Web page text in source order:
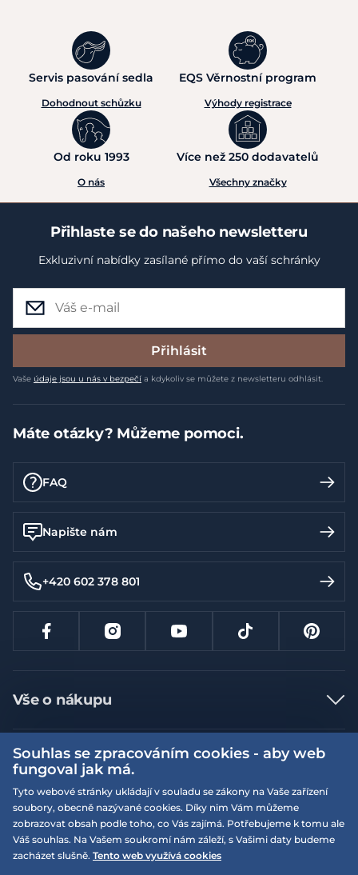
Servis pasování sedla
Dohodnout schůzku
EQS Věrnostní program
Výhody registrace
Od roku 1993
O nás
Více než 250 dodavatelů
Všechny značky
Přihlaste se do našeho newsletteru
Exkluzivní nabídky zasílané přímo do vaší schránky
Přihlásit
Vaše údaje jsou u nás v bezpečí a kdykoliv se můžete z newsletteru odhlásit.
Máte otázky? Můžeme pomoci.
FAQ
Napište nám
+420 602 378 801
Vše o nákupu
Jak nakupovat
Nejčastější dotazy
Doprava a platba
Vrácení a výměna zboží
Reklamace
Velikostní tabulky
Více informací
Obchodní podmínky
Podmínky EQS věrnostního klubu
On-line katalogy
Naše prodejny
EQS Rudná
Souhlas se zpracováním cookies - aby web
fungoval jak má.
Tyto webové stránky ukládají v souladu se zákony na Vaše zařízení
soubory, obecně nazývané cookies. Díky nim Vám můžeme
zobrazovat obsah podle toho, co Vás zajímá. Potřebujeme k tomu ale
Váš souhlas. Na Vašem soukromí nám záleží, s Vašimi daty budeme
zacházet slušně. Tento web využívá cookies